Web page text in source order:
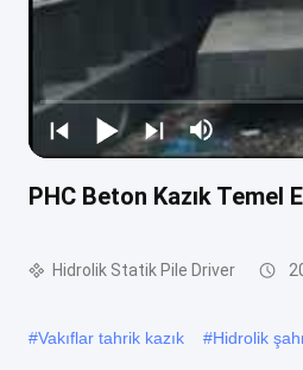
PHC Beton Kazık Temel
Hidrolik Statik Pile Driver
#Vakıflar tahrik kazık #Hidrolik